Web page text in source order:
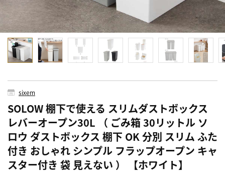
sixem
SOLOW 棚下で使える スリムダストボックス
レバーオープン30L （ ごみ箱 30リットル ソ
ロウ ダストボックス 棚下 OK 分別 スリム ふた
付き おしゃれ シンプル フラップオープン キャ
スター付き 袋 見えない ） 【ホワイト】